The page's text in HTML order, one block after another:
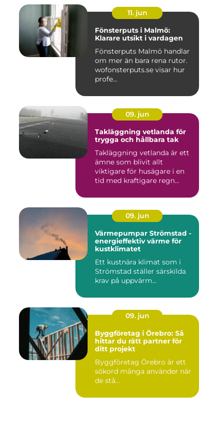
11. jun
Fönsterputs i Malmö:
Klarare utsikt i vardagen
Fönsterputs Malmö handlar
om mer än bara rena rutor.
wofonsterputs.se visar hur
profe...
09. jun
Takläggning vetlanda för
trygga och hållbara tak
Takläggning vetlanda är ett
ämne som blivit allt
viktigare för husägare i en
tid med kraftigare regn...
09. jun
Värmepumpar Strömstad -
energieffektiv värme för
kustklimatet
Ett kustnära klimat som i
Strömstad ställer särskilda
krav på uppvärm...
09. jun
Byggföretag i Örebro: Så
hittar du rätt partner för
ditt projekt
Byggföretag Örebro är ett
sökord många använder när
de stå...